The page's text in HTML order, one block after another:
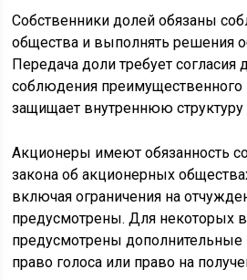
Собственники долей обязаны
общества и выполнять решения
Передача доли требует согласия
соблюдения преимущественного
защищает внутреннюю структуру
Акционеры имеют обязанность
закона об акционерных
включая ограничения на
предусмотрены. Для некоторых
предусмотрены дополнительные
право голоса или право на